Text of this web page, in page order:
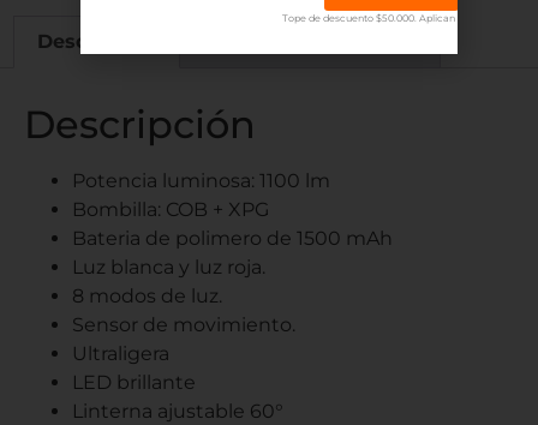
Descripción
Descripción
Potencia luminosa: 1100 lm
Bombilla: COB + XPG
Bateria de polimero de 1500 mAh
Luz blanca y luz roja.
8 modos de luz.
Sensor de movimiento.
Ultraligera
LED brillante
Linterna ajustable 60°
Tope de descuento $50.000. Aplican terminos.